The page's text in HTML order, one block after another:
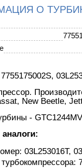
О
7755175002S,
New Beetle,
-
03L253016T,